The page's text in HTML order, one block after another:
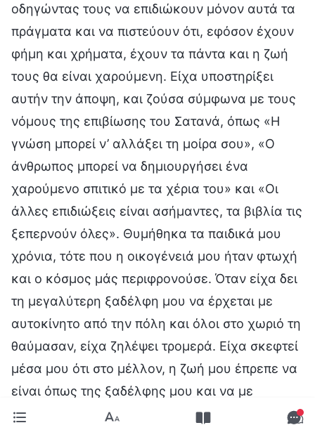
οδηγώντας τους να επιδιώκουν μόνον αυτά τα
πράγματα και να πιστεύουν ότι, εφόσον έχουν
φήμη και χρήματα, έχουν τα πάντα και η ζωή
τους θα είναι χαρούμενη. Είχα υποστηρίξει
αυτήν την άποψη, και ζούσα σύμφωνα με τους
νόμους της επιβίωσης του Σατανά, όπως «Η
γνώση μπορεί ν’ αλλάξει τη μοίρα σου», «Ο
άνθρωπος μπορεί να δημιουργήσει ένα
χαρούμενο σπιτικό με τα χέρια του» και «Οι
άλλες επιδιώξεις είναι ασήμαντες, τα βιβλία τις
ξεπερνούν όλες». Θυμήθηκα τα παιδικά μου
χρόνια, τότε που η οικογένειά μου ήταν φτωχή
και ο κόσμος μάς περιφρονούσε. Όταν είχα δει
τη μεγαλύτερη ξαδέλφη μου να έρχεται με
αυτοκίνητο από την πόλη και όλοι στο χωριό τη
θαύμασαν, είχα ζηλέψει τρομερά. Είχα σκεφτεί
μέσα μου ότι στο μέλλον, η ζωή μου έπρεπε να
είναι όπως της ξαδέλφης μου και να με
θαυμάζει ο κόσμος. Για να επιδιώξω τη φήμη